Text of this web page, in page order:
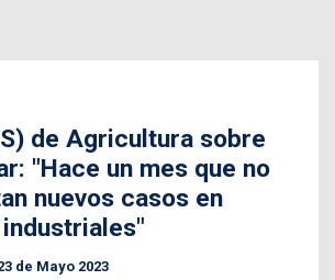
de Agricultura sobre
"Hace un mes que no
nuevos casos en
de Mayo 2023